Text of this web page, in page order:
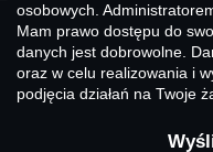
osobowych.
Mam prawo dostępu do
danych jest dobrowolne.
oraz w celu realizowania i
podjęcia działań na Twoje